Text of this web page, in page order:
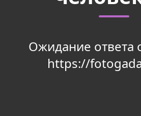
Ожидание ответа
https://